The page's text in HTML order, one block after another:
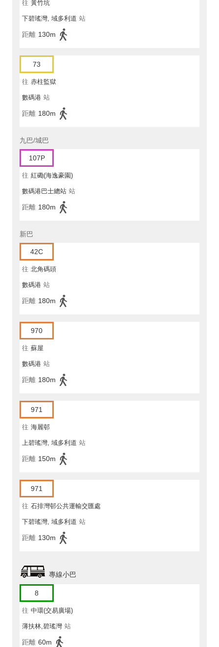
往 黃竹坑
下碧瑤灣, 域多利道 站
距離 130m
73
往 赤柱監獄
數碼港 站
距離 180m
九巴/城巴
107P
往 紅磡(海逸豪園)
數碼港巴士總站 站
距離 180m
新巴
42C
往 北角碼頭
數碼港 站
距離 180m
970
往 蘇屋
數碼港 站
距離 180m
971
往 海麗邨
上碧瑤灣, 域多利道 站
距離 150m
971
往 石排灣邨公共運輸交匯處
下碧瑤灣, 域多利道 站
距離 130m
專線小巴
8
往 中環(交易廣場)
薄扶林,碧瑤灣 站
距離 60m